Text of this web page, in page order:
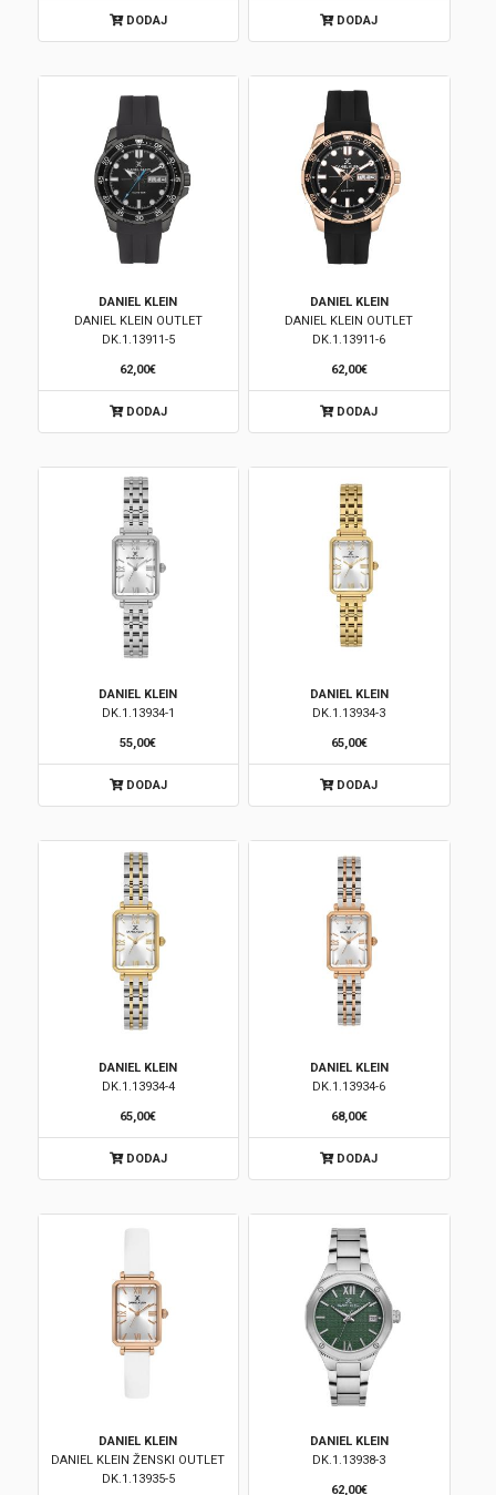
Registracija
DODAJ DODAJ
DANIEL KLEIN
DANIEL KLEIN OUTLET
DK.1.13911-5
62,00€
DODAJ
DANIEL KLEIN
DANIEL KLEIN OUTLET
DK.1.13911-6
62,00€
DODAJ
DANIEL KLEIN
DK.1.13934-1
55,00€
DODAJ
DANIEL KLEIN
DK.1.13934-3
65,00€
DODAJ
DANIEL KLEIN
DK.1.13934-4
65,00€
DODAJ
DANIEL KLEIN
DK.1.13934-6
68,00€
DODAJ
DANIEL KLEIN
DANIEL KLEIN ŽENSKI OUTLET
DK.1.13935-5
DANIEL KLEIN
DK.1.13938-3
62,00€